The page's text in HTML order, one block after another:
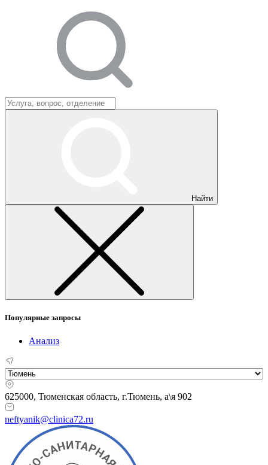
Найти
Популярные запросы
Анализ
625000, Тюменская область, г.Тюмень, а\я 902
neftyanik@clinica72.ru